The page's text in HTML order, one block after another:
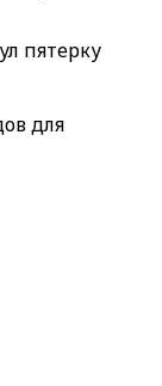
пятерку
для